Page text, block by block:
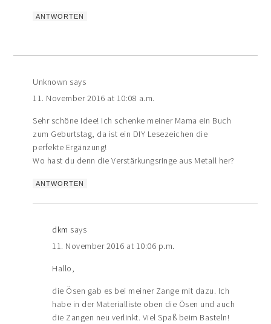
ANTWORTEN
Unknown says
11. November 2016 at 10:08 a.m.
Sehr schöne Idee! Ich schenke meiner Mama ein Buch
zum Geburtstag, da ist ein DIY Lesezeichen die
perfekte Ergänzung!
Wo hast du denn die Verstärkungsringe aus Metall her?
ANTWORTEN
dkm says
11. November 2016 at 10:06 p.m.
Hallo,
die Ösen gab es bei meiner Zange mit dazu. Ich
habe in der Materialliste oben die Ösen und auch
die Zangen neu verlinkt. Viel Spaß beim Basteln!